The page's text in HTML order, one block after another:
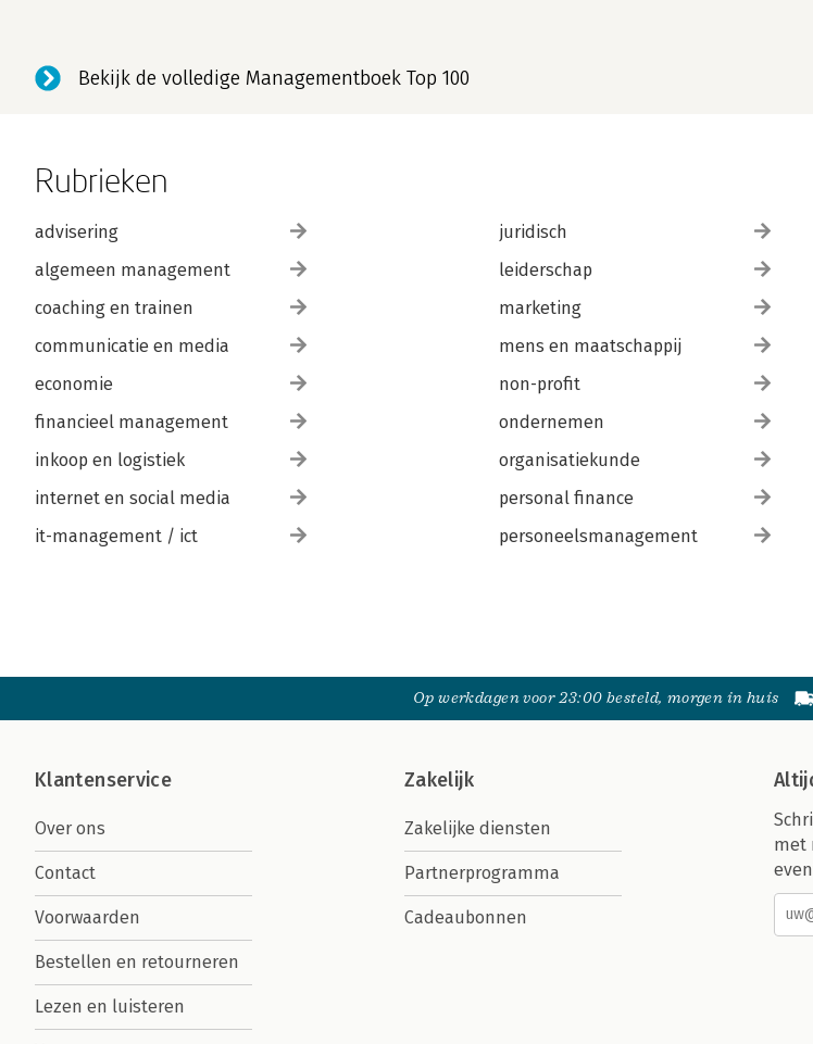
Bekijk de volledige Managementboek Top 100
Rubrieken
advisering
algemeen management
coaching en trainen
communicatie en media
economie
financieel management
inkoop en logistiek
internet en social media
it-management / ict
juridisch
leiderschap
marketing
mens en maatschappij
non-profit
ondernemen
organisatiekunde
personal finance
personeelsmanagement
Op werkdagen voor 23:00 besteld, morgen in huis
Klantenservice
Over ons
Contact
Voorwaarden
Bestellen en retourneren
Lezen en luisteren
Zakelijk
Zakelijke diensten
Partnerprogramma
Cadeaubonnen
met